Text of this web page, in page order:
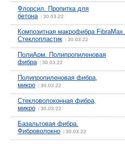
Флорсил. Пропитка для
бетона| 30.03.22
Композитная макрофибра FibraMax.
Стеклопластик
30.03.22
ПолиАрм. Полипропиленовая
фибра| 30.03.22
Полипропиленовая фибра,
микро
30.03.22
Стекловолоконная фибра,
микро
30.03.22
Базальтовая фибра.
Фиброволокно
30.03.22